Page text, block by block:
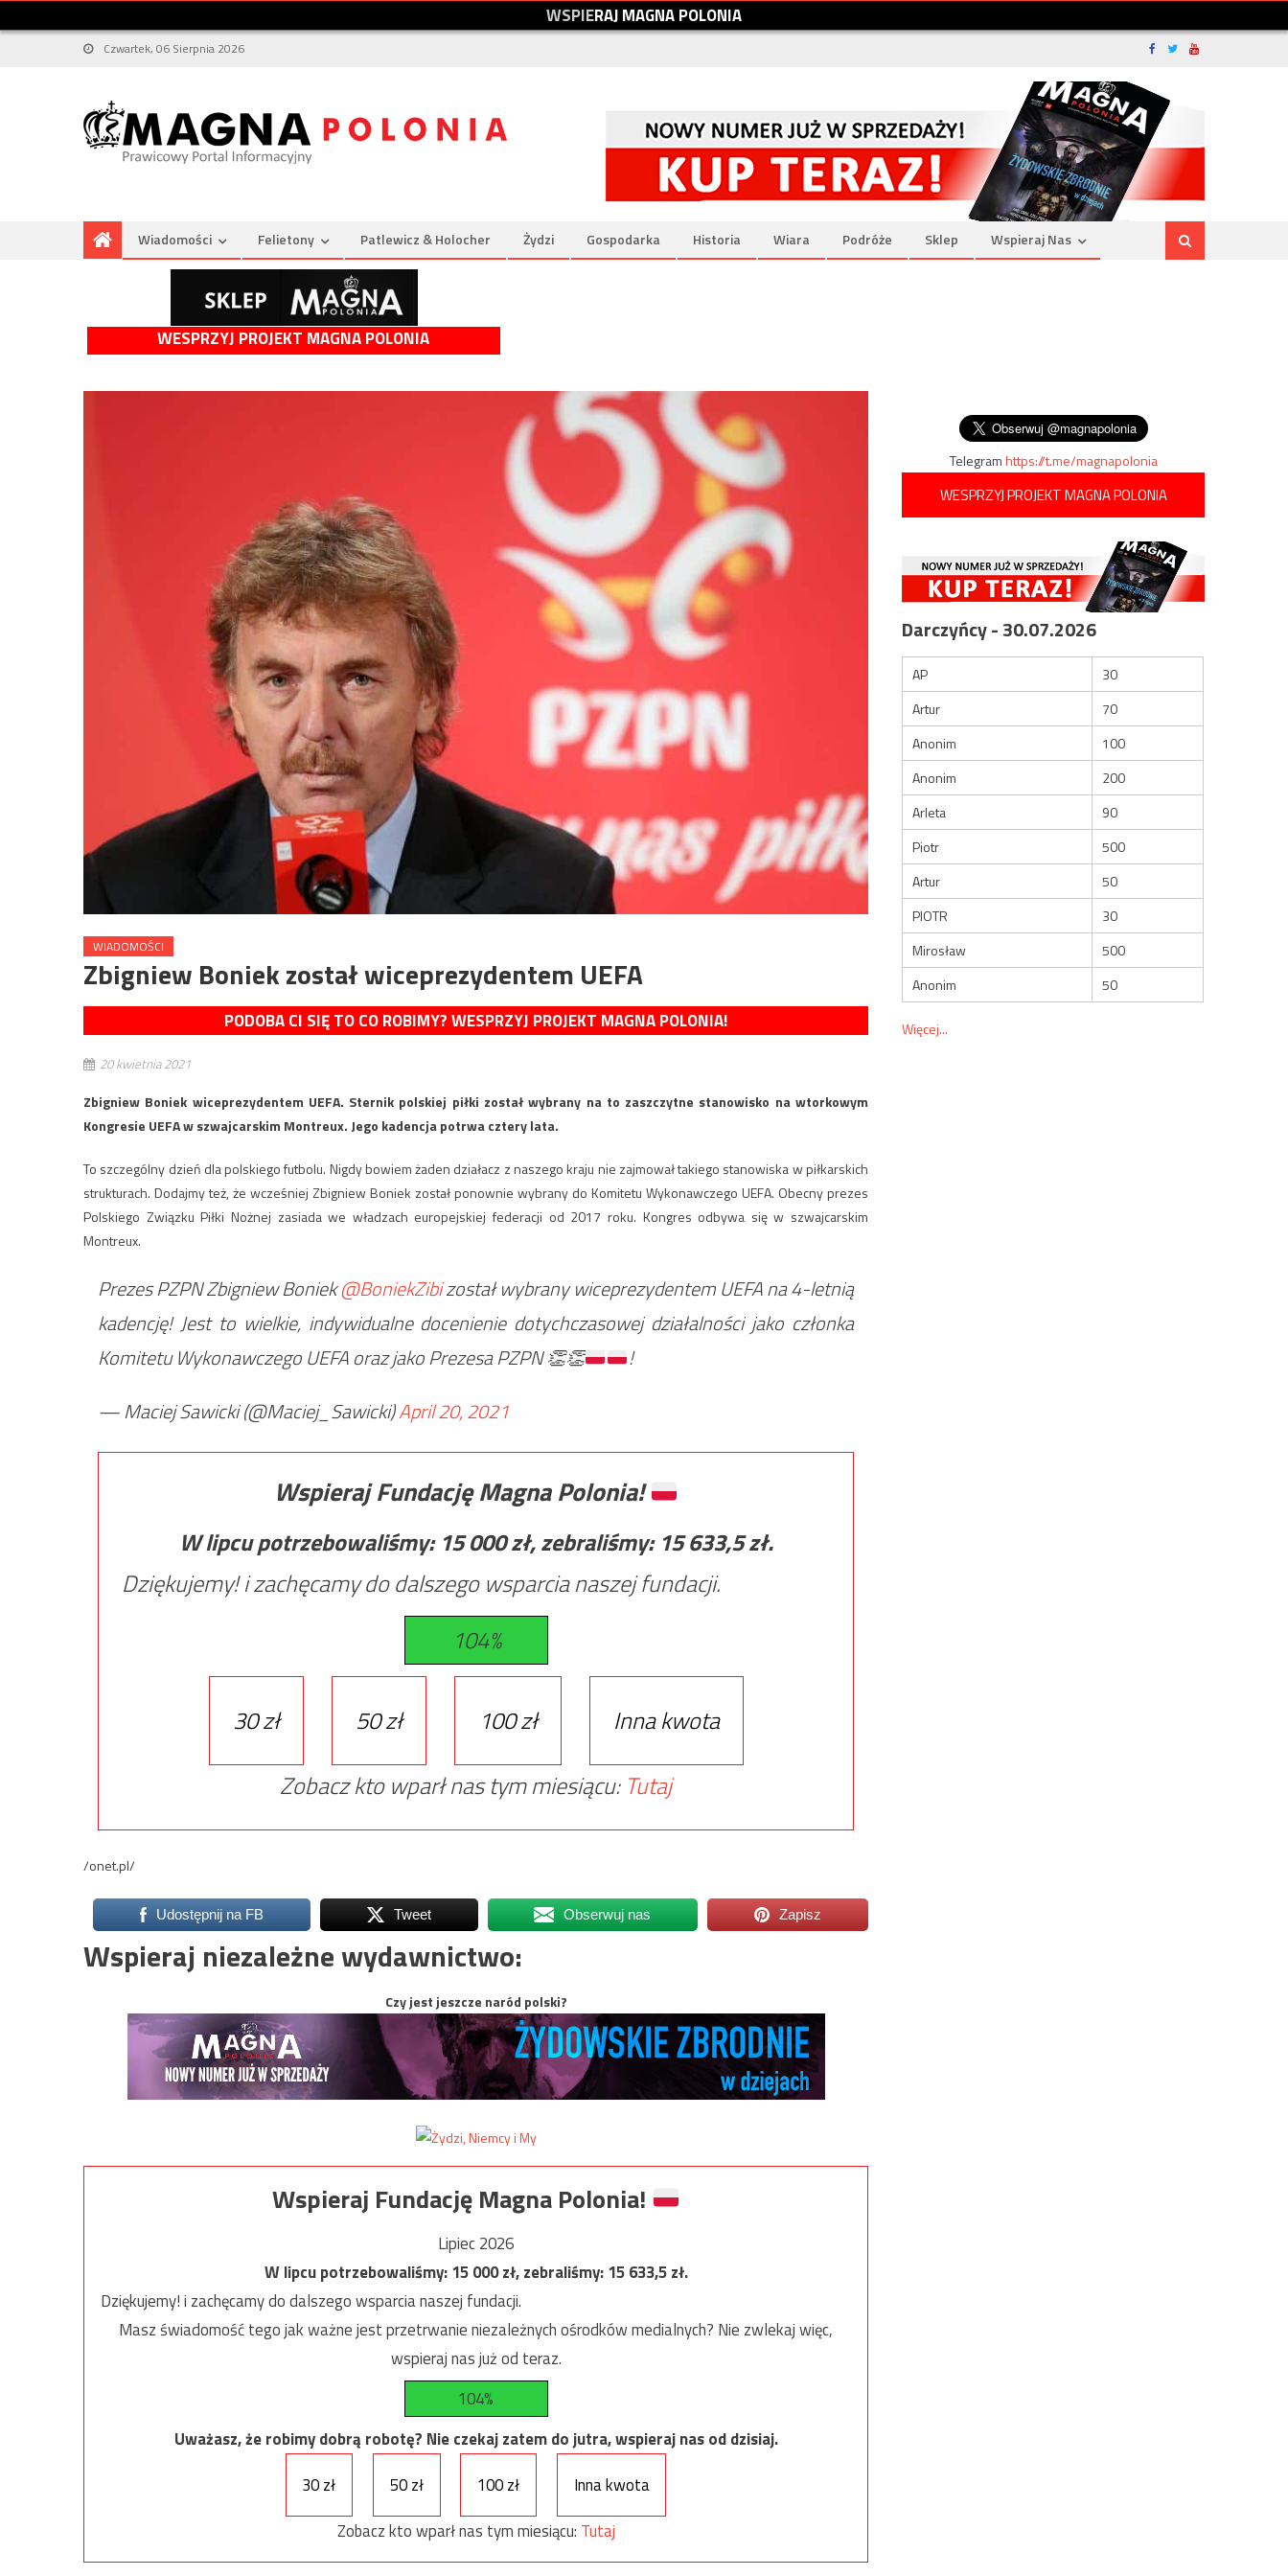
WSPIERAJMAGNAPOLONIA
Czwartek, 06 Sierpnia 2026
Wiadomości Felietony Patlewicz & Holocher Żydzi Gospodarka Historia Wiara Podróże Sklep Wspieraj Nas
WESPRZYJ PROJEKT MAGNA POLONIA
WIADOMOŚCI
Zbigniew Boniek został wiceprezydentem UEFA
PODOBA CI SIĘ TO CO ROBIMY? WESPRZYJ PROJEKT MAGNA POLONIA!
20 kwietnia 2021
Zbigniew Boniek wiceprezydentem UEFA. Sternik polskiej piłki został wybrany na to zaszczytne stanowisko na wtorkowym
Kongresie UEFA w szwajcarskim Montreux. Jego kadencja potrwa cztery lata.
To szczególny dzień dla polskiego futbolu. Nigdy bowiem żaden działacz z naszego kraju nie zajmował takiego stanowiska w piłkarskich
strukturach. Dodajmy też, że wcześniej Zbigniew Boniek został ponownie wybrany do Komitetu Wykonawczego UEFA. Obecny prezes
Polskiego Związku Piłki Nożnej zasiada we władzach europejskiej federacji od 2017 roku. Kongres odbywa się w szwajcarskim
Montreux.
Prezes PZPN Zbigniew Boniek@BoniekZibizostał wybrany wiceprezydentem UEFA na 4-letnią
kadencję! Jest to wielkie, indywidualne docenienie dotychczasowej działalności jako członka
Komitetu Wykonawczego UEFA oraz jako Prezesa PZPN👏👏
!
— Maciej Sawicki (@Maciej_Sawicki)April 20, 2021
Wspieraj Fundację Magna Polonia!
W lipcu potrzebowaliśmy: 15 000zł, zebraliśmy: 15 633,5zł.
Dziękujemy! i zachęcamy do dalszego wsparcia naszej fundacji.
104%
30 zł 50 zł 100 zł
Inna kwota
Zobacz kto wparł nas tym miesiącu: Tutaj
/onet.pl/
Udostępnij na FB Tweet Obserwuj nas Zapisz
Wspieraj niezależne wydawnictwo:
Czy jest jeszcze naród polski?
Wspieraj Fundację Magna Polonia!
Lipiec 2026
W lipcu potrzebowaliśmy:15 000zł, zebraliśmy:15 633,5zł.
Dziękujemy! i zachęcamy do dalszego wsparcia naszej fundacji.
Masz świadomość tego jak ważne jest przetrwanie niezależnych ośrodków medialnych? Nie zwlekaj więc,
wspieraj nas już od teraz.
104%
Uważasz, że robimy dobrą robotę? Nie czekaj zatem do jutra, wspieraj nas od dzisiaj.
30 zł
50 zł 100 zł
Inna kwota
Zobacz kto wparł nas tym miesiącu: Tutaj
Telegramhttps://t.me/magnapolonia
WESPRZYJ PROJEKT MAGNA POLONIA
Darczyńcy - 30.07.2026
AP
30
Artur
70
Anonim
100
Anonim
200
Arleta
90
Piotr
500
Artur
50
PIOTR
30
Mirosław
500
Anonim
50
Więcej...